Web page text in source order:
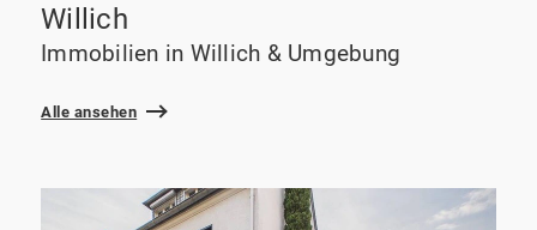
Willich
Immobilien in Willich & Umgebung
Alle ansehen